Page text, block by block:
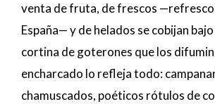
venta de fruta, de frescos
España— y de helados se cobijan
cortina de goterones que los
encharcado lo refleja todo:
chamuscados, poéticos rótulos de